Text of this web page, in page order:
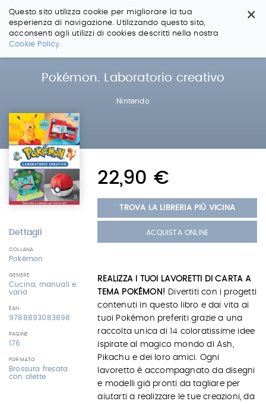
×
Questo sito utilizza cookie per migliorare la tua
esperienza di navigazione. Utilizzando questo sito,
acconsenti agli utilizzi di cookies descritti nella nostra
Cookie Policy.
Salta
Pokémon. Laboratorio creativo
Nintendo
Dettagli
COLLANA
Pokémon
GENERE
Cucina, manuali e
varia
EAN
9788893083898
PAGINE
176
FORMATO
Brossura fresata
con alette
22,90 €
TROVA LA LIBRERIA PIÙ VICINA
ACQUISTA ONLINE
REALIZZA I TUOI LAVORETTI DI CARTA A
TEMA POKÉMON! Divertiti con i progetti
contenuti in questo libro e dai vita ai
tuoi Pokémon preferiti grazie a una
raccolta unica di 14 coloratissime idee
ispirate al magico mondo di Ash,
Pikachu e dei loro amici. Ogni
lavoretto è accompagnato da disegni
e modelli già pronti da tagliare per
aiutarti a realizzare le tue creazioni, da